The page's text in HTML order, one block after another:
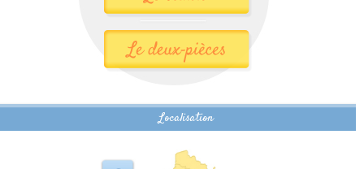
Localisation